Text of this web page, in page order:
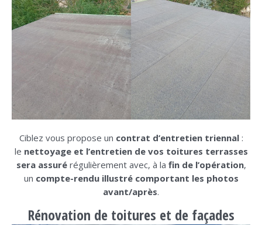
Ciblez vous propose un contrat d’entretien triennal :
le nettoyage et l’entretien de vos toitures terrasses
sera assuré régulièrement avec, à la fin de l’opération,
un compte-rendu illustré comportant les photos
avant/après.
Rénovation de toitures et de façades